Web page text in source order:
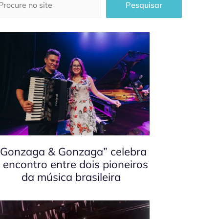
Pesquisar
& Gonzaga” celebra
encontro entre dois pioneiros
da música brasileira